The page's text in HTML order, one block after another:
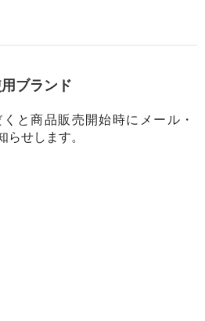
ブランド
と商品販売開始時にメール・
らせします。